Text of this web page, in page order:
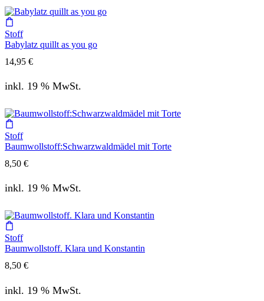
Stoff
Babylatz quillt as you go
14,95 €
inkl. 19 % MwSt.
Stoff
Baumwollstoff:Schwarzwaldmädel mit Torte
8,50 €
inkl. 19 % MwSt.
Stoff
Baumwollstoff. Klara und Konstantin
8,50 €
inkl. 19 % MwSt.